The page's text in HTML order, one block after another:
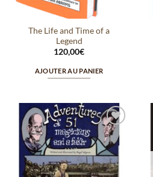
The Life and Time of a
Legend
120,00€
AJOUTER AU PANIER
Ajouter
à la
wishlist